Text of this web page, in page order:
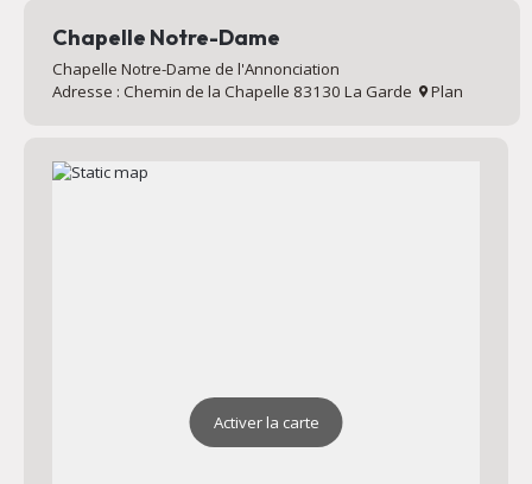
Chapelle Notre-Dame
Chapelle Notre-Dame de l'Annonciation
Adresse : Chemin de la Chapelle 83130 La Garde
Plan
Activer la carte